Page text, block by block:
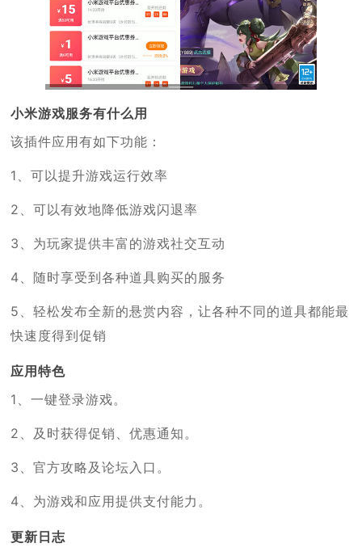
小米游戏服务有什么用
该插件应用有如下功能：
1、可以提升游戏运行效率
2、可以有效地降低游戏闪退率
3、为玩家提供丰富的游戏社交互动
4、随时享受到各种道具购买的服务
5、轻松发布全新的悬赏内容，让各种不同的道具都能最
快速度得到促销
应用特色
1、一键登录游戏。
2、及时获得促销、优惠通知。
3、官方攻略及论坛入口。
4、为游戏和应用提供支付能力。
更新日志